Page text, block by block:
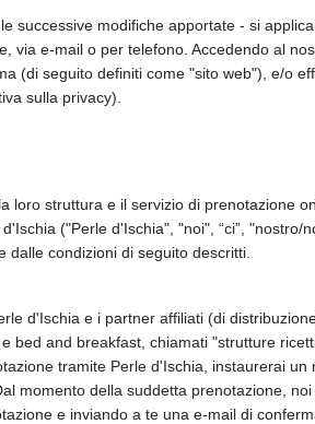
successive modifiche apportate - si
via e-mail o per telefono. Accedendo al
(di seguito definiti come "sito web"), e/o
sulla privacy).
loro struttura e il servizio di prenotazione
("Perle d'Ischia", "noi", “ci”,
condizioni di seguito descritti.
d'Ischia e i partner affiliati (di
bed and breakfast, chiamati "strutture
tramite Perle d'Ischia, instaurerai
momento della suddetta prenotazione,
e inviando a te una e-mail di